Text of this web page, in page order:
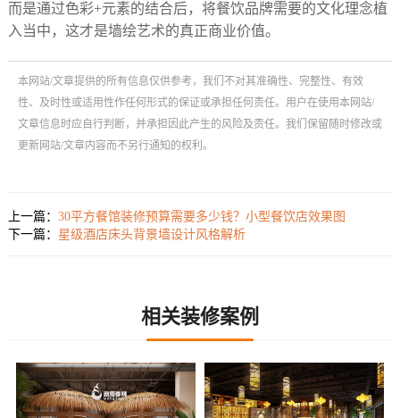
而是通过色彩+元素的结合后，将餐饮品牌需要的文化理念植
入当中，这才是墙绘艺术的真正商业价值。
本网站/文章提供的所有信息仅供参考，我们不对其准确性、完整性、有效
性、及时性或适用性作任何形式的保证或承担任何责任。用户在使用本网站/
文章信息时应自行判断，并承担因此产生的风险及责任。我们保留随时修改或
更新网站/文章内容而不另行通知的权利。
上一篇： 30平方餐馆装修预算需要多少钱？小型餐饮店效果图
下一篇： 星级酒店床头背景墙设计风格解析
相关装修案例